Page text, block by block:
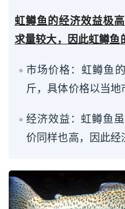
虹鳟鱼的经济效益极
求量较大，因此虹鳟鱼
市场价格：虹鳟鱼
斤，具体价格以当地
经济效益：虹鳟鱼
价同样也高，因此经